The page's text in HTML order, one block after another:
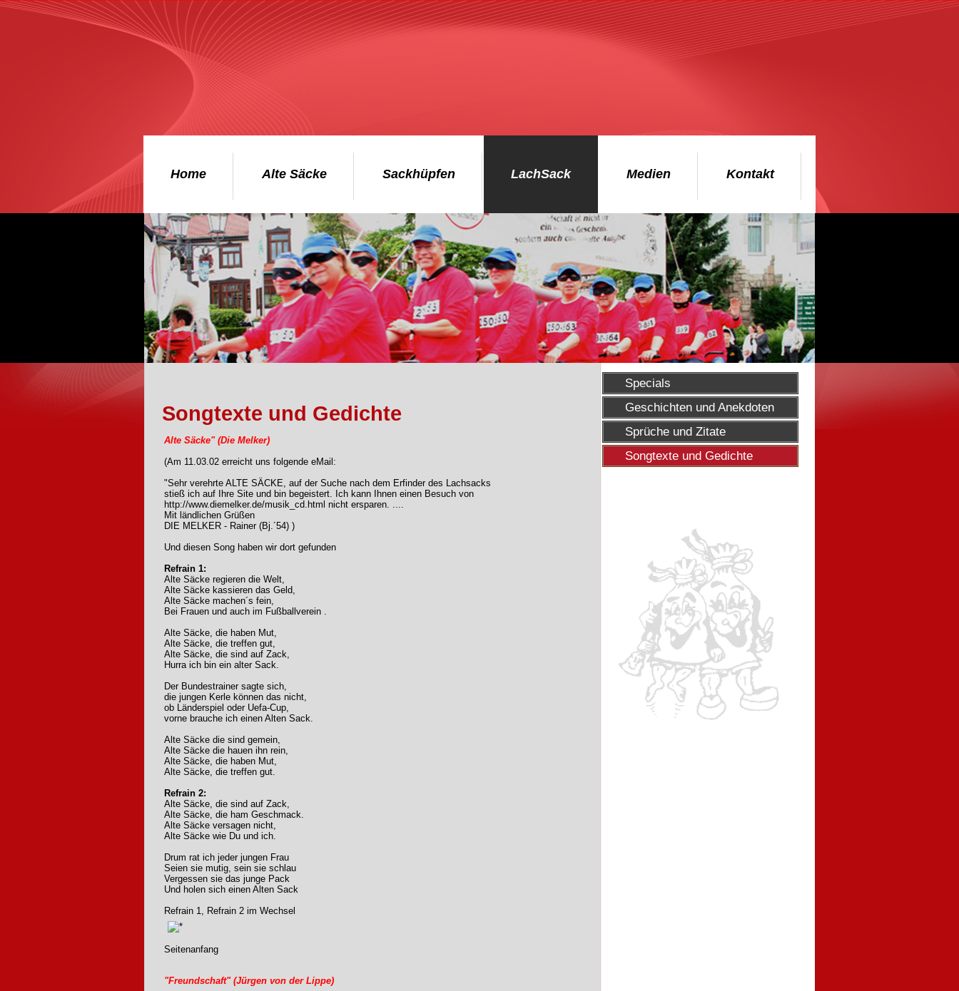
Home Alte Säcke Sackhüpfen LachSack Medien Kontakt
Specials
Geschichten und Anekdoten
Sprüche und Zitate
Songtexte und Gedichte
Songtexte und Gedichte
Alte Säcke" (Die Melker)
(Am 11.03.02 erreicht uns folgende eMail:
"Sehr verehrte ALTE SÄCKE, auf der Suche nach dem Erfinder des Lachsacks
stieß ich auf Ihre Site und bin begeistert. Ich kann Ihnen einen Besuch von
http://www.diemelker.de/musik_cd.html nicht ersparen. ....
Mit ländlichen Grüßen
DIE MELKER - Rainer (Bj.´54) )
Und diesen Song haben wir dort gefunden
Refrain 1:
Alte Säcke regieren die Welt,
Alte Säcke kassieren das Geld,
Alte Säcke machen´s fein,
Bei Frauen und auch im Fußballverein .
Alte Säcke, die haben Mut,
Alte Säcke, die treffen gut,
Alte Säcke, die sind auf Zack,
Hurra ich bin ein alter Sack.
Der Bundestrainer sagte sich,
die jungen Kerle können das nicht,
ob Länderspiel oder Uefa-Cup,
vorne brauche ich einen Alten Sack.
Alte Säcke die sind gemein,
Alte Säcke die hauen ihn rein,
Alte Säcke, die haben Mut,
Alte Säcke, die treffen gut.
Refrain 2:
Alte Säcke, die sind auf Zack,
Alte Säcke, die ham Geschmack.
Alte Säcke versagen nicht,
Alte Säcke wie Du und ich.
Drum rat ich jeder jungen Frau
Seien sie mutig, sein sie schlau
Vergessen sie das junge Pack
Und holen sich einen Alten Sack
Refrain 1, Refrain 2 im Wechsel
Seitenanfang
"Freundschaft" (Jürgen von der Lippe)